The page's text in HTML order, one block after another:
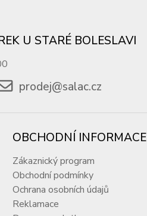
U STARÉ BOLESLAVI
prodej@salac.cz
OBCHODNÍ INFORMACE
Zákaznický program
Obchodní podmínky
Ochrana osobních údajů
Reklamace